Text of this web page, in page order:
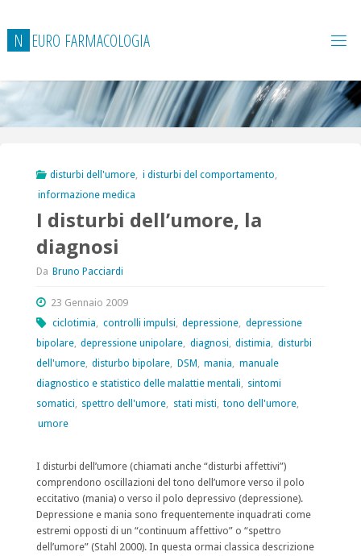
contenuto
N EURO FARMACOLOGIA
disturbi dell'umore i disturbi del comportamento
informazione medica
I disturbi dell’umore, la
diagnosi
Da Bruno Pacciardi
23 Gennaio 2009
ciclotimia
controlli impulsi depressione depressione
bipolare, depressione unipolare diagnosi distimia
disturbi
dell'umore, disturbo bipolare DSM mania
manuale
diagnostico e statistico delle malattie mentali
sintomi
somatici
spettro dell'umore stati misti tono dell'umore
umore
I disturbi dell’umore (chiamati anche “disturbi affettivi”)
comprendono oscillazioni del tono dell’umore verso il polo
eccitativo (mania) o verso il polo depressivo (depressione).
Depressione e mania sono frequentemente inquadrati come
estremi opposti di un “continuum affettivo” o “spettro
dell’umore” (Stahl 2000). In questa ormai classica descrizione